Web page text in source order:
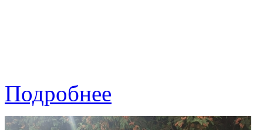
Подробнее